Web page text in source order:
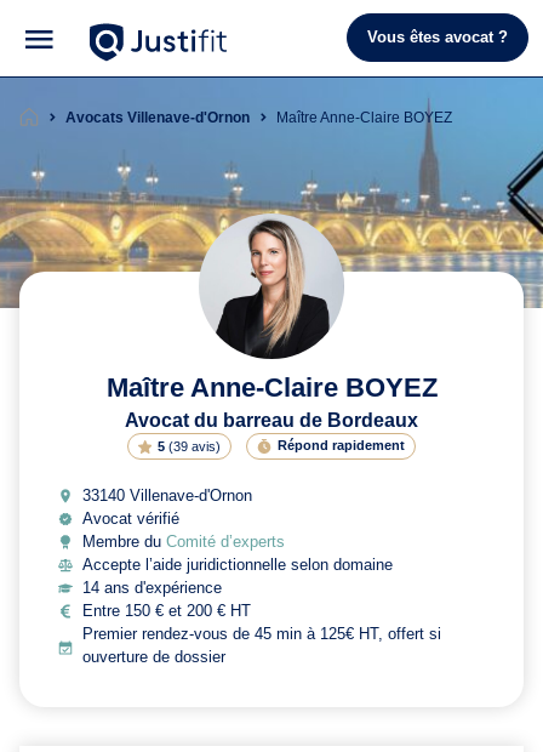
Vous êtes avocat ?
Avocats Villenave-d'Ornon Maître Anne-Claire BOYEZ
Maître Anne-Claire BOYEZ
Avocat du barreau de Bordeaux
5(39 avis) Répond rapidement
33140 Villenave-d'Ornon
Avocat vérifié
Membre du Comité d’experts
Accepte l’aide juridictionnelle selon domaine
14 ans d'expérience
Entre 150 € et 200 € HT
Premier rendez-vous de 45 min à 125€ HT, offert si
ouverture de dossier